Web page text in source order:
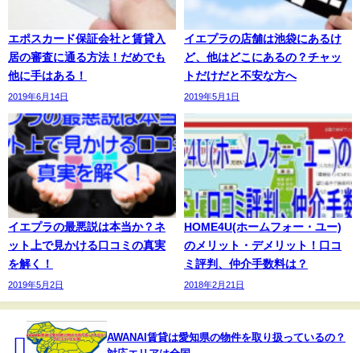
エポスカード保証会社と賃貸入
居の審査に通る方法！だめでも
他に手はある！
2019年6月14日
イエプラの店舗は池袋にあるけ
ど、他はどこにあるの？チャッ
トだけだと不安な方へ
2019年5月1日
イエプラの最悪説は本当か？ネ
ット上で見かける口コミの真実
を解く！
2019年5月2日
HOME4U(ホームフォー・ユー)
のメリット・デメリット！口コ
ミ評判、仲介手数料は？
2018年2月21日
AWANAI賃貸は愛知県の物件を取り扱っているの？